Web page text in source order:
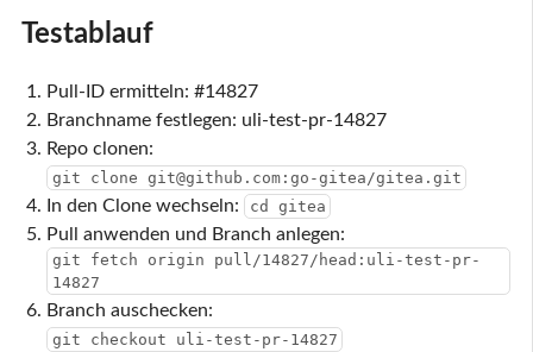
Testablauf
Pull-ID ermitteln: #14827
Branchname festlegen: uli-test-pr-14827
Repo clonen:
git clone git@github.com:go-gitea/gitea.git
In den Clone wechseln: cd gitea
Pull anwenden und Branch anlegen:
git fetch origin pull/14827/head:uli-test-pr-
14827
Branch auschecken:
git checkout uli-test-pr-14827